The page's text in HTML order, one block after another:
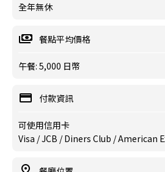
全年無休
餐點平均價格
午餐: 5,000 日幣
付款資訊
可使用信用卡
Visa / JCB / Diners Club / American